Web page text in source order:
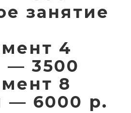
занятие
4
— 3500
8
— 6000 р.